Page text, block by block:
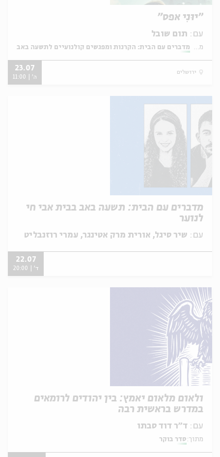
"יוּנִי אפס"
עם:
מתוך: מדברים עם הבית: הקרנות ומפגשים קולנועיים לתשעה באב
ירושלים
23.07
ה' | 11:00
מדברים עם הבית: תשעה באב בבית אבי חי
לנוער
עם: שיר סיגל, אורית מרק אטינגר, עמרי רוזנבליט
22.07
ד' | 20:00
ולאום מלאום יאמץ: בין יהודים לרומאים
במדרש בראשית רבה
עם:
מתוך: סדר בוקר